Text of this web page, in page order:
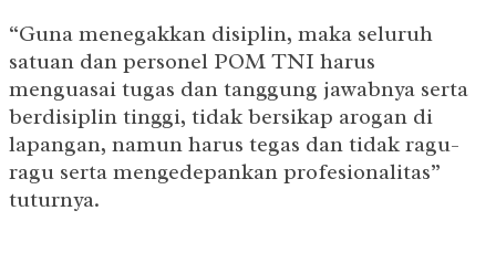
“Guna menegakkan disiplin, maka seluruh
satuan dan personel POM TNI harus
menguasai tugas dan tanggung jawabnya serta
berdisiplin tinggi, tidak bersikap arogan di
lapangan, namun harus tegas dan tidak ragu-
ragu serta mengedepankan profesionalitas”
tuturnya.